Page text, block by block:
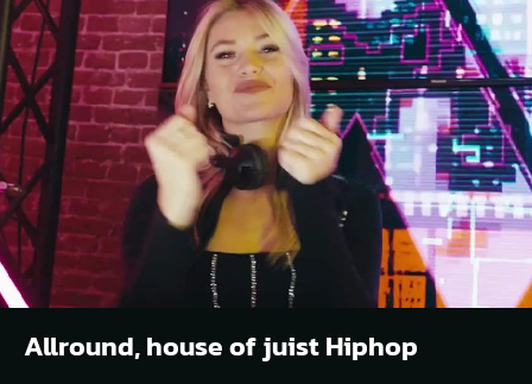
Allround, house of juist Hiphop